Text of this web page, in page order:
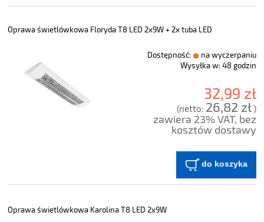
Oprawa świetlówkowa Floryda T8 LED 2x9W + 2x tuba LED
Dostępność:
na wyczerpaniu
Wysyłka w: 48 godzin
32,99 zł
(netto: 26,82 zł)
zawiera 23% VAT, bez
kosztów dostawy
do koszyka
Oprawa świetlówkowa Karolina T8 LED 2x9W